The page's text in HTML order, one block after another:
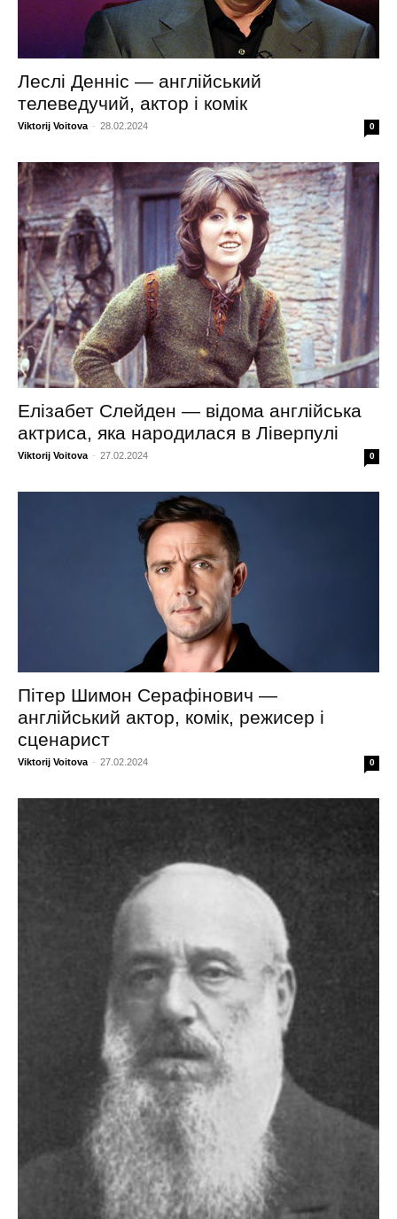
Леслі Денніс — англійський
телеведучий, актор і комік
Viktorij Voitova - 28.02.2024 0
Елізабет Слейден — відома англійська
актриса, яка народилася в Ліверпулі
Viktorij Voitova - 27.02.2024 0
Пітер Шимон Серафінович —
англійський актор, комік, режисер і
сценарист
Viktorij Voitova - 27.02.2024 0